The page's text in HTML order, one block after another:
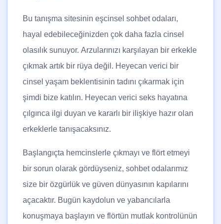
Bu tanışma sitesinin eşcinsel sohbet odaları,
hayal edebileceğinizden çok daha fazla cinsel
olasılık sunuyor. Arzularınızı karşılayan bir erkekle
çıkmak artık bir rüya değil. Heyecan verici bir
cinsel yaşam beklentisinin tadını çıkarmak için
şimdi bize katılın. Heyecan verici seks hayatına
çılgınca ilgi duyan ve kararlı bir ilişkiye hazır olan
erkeklerle tanışacaksınız.
Başlangıçta hemcinslerle çıkmayı ve flört etmeyi
bir sorun olarak gördüyseniz, sohbet odalarımız
size bir özgürlük ve güven dünyasının kapılarını
açacaktır. Bugün kaydolun ve yabancılarla
konuşmaya başlayın ve flörtün mutlak kontrolünün